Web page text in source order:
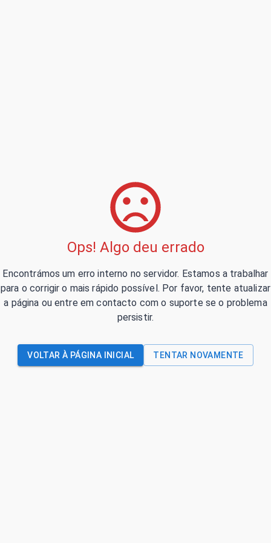
Ops! Algo deu errado
Encontrámos um erro interno no servidor. Estamos a trabalhar
para o corrigir o mais rápido possível. Por favor, tente atualizar
a página ou entre em contacto com o suporte se o problema
persistir.
VOLTAR À PÁGINA INICIAL TENTAR NOVAMENTE